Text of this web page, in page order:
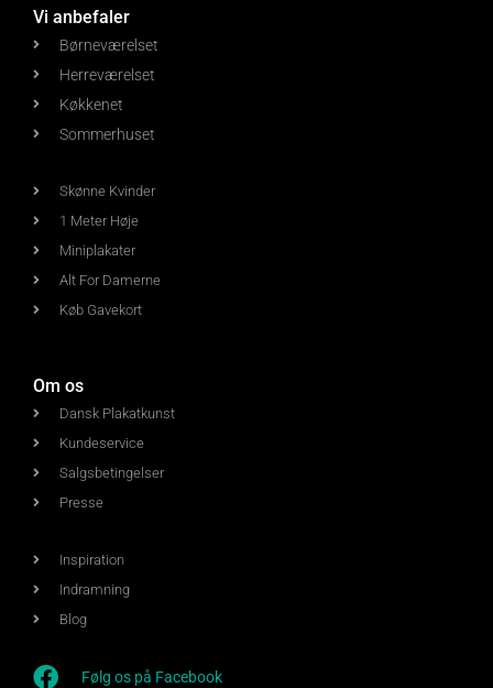
Vi anbefaler
Børneværelset
Herreværelset
Køkkenet
Sommerhuset
Skønne Kvinder
1 Meter Høje
Miniplakater
Alt For Damerne
Køb Gavekort
Om os
Dansk Plakatkunst
Kundeservice
Salgsbetingelser
Presse
Inspiration
Indramning
Blog
Følg os på Facebook